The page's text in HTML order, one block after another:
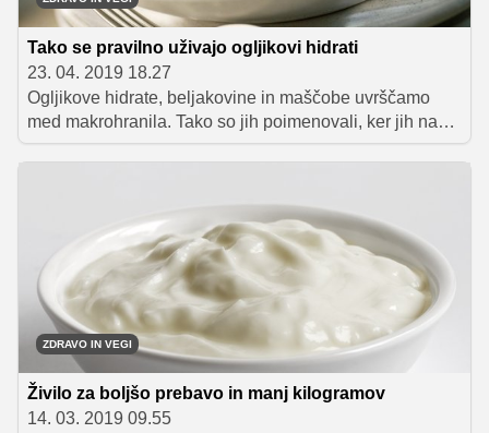
Tako se pravilno uživajo ogljikovi hidrati
23. 04. 2019 18.27
Ogljikove hidrate, beljakovine in maščobe uvrščamo
med makrohranila. Tako so jih poimenovali, ker jih naše
telo potrebuje v večjih količinah. Vse te tri prehranske
resnici pa jih je treba znati le pravilno izbirati in uživati.
ZDRAVO IN VEGI
Živilo za boljšo prebavo in manj kilogramov
14. 03. 2019 09.55